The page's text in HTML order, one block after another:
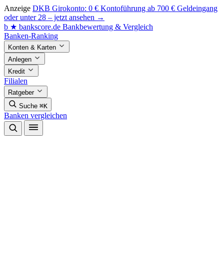
Anzeige DKB Girokonto: 0 € Kontoführung ab 700 € Geldeingang
oder unter 28 – jetzt ansehen →
b ★ bankscore.de Bankbewertung & Vergleich
Banken-Ranking
Konten & Karten
Anlegen
Kredit
Filialen
Ratgeber
Suche ⌘K
Banken vergleichen